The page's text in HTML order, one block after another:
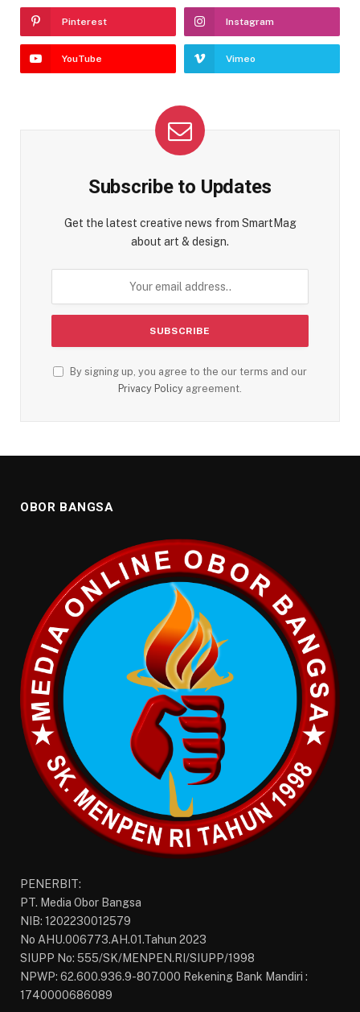
Pinterest Instagram
YouTube Vimeo
Subscribe to Updates
Get the latest creative news from SmartMag
about art & design.
By signing up, you agree to the our terms and our
Privacy Policy agreement.
OBOR BANGSA
PENERBIT:
PT. Media Obor Bangsa
NIB: 1202230012579
No AHU.006773.AH.01.Tahun 2023
SIUPP No: 555/SK/MENPEN.RI/SIUPP/1998
NPWP: 62.600.936.9-807.000 Rekening Bank Mandiri :
1740000686089